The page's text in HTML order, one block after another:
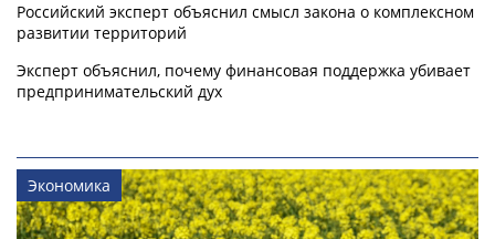
Российский эксперт объяснил смысл закона о комплексном
развитии территорий
Эксперт объяснил, почему финансовая поддержка убивает
предпринимательский дух
Экономика